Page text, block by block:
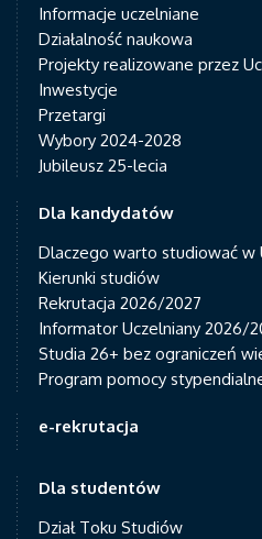
Informacje uczelniane
Działalność naukowa
Projekty realizowane przez
Inwestycje
Przetargi
Wybory 2024-2028
Jubileusz 25-lecia
Dla kandydatów
Dlaczego warto studiować w
Kierunki studiów
Rekrutacja 2026/2027
Informator Uczelniany 2026/
Studia 26+ bez ograniczeń
Program pomocy
e-rekrutacja
Dla studentów
Dział Toku Studiów